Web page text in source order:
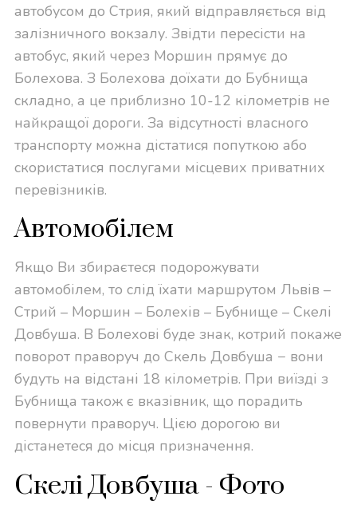
автобусом до Стрия, який відправляється від
залізничного вокзалу. Звідти пересісти на
автобус, який через Моршин прямує до
Болехова. З Болехова доїхати до Бубнища
складно, а це приблизно 10-12 кілометрів не
найкращої дороги. За відсутності власного
транспорту можна дістатися попуткою або
скористатися послугами місцевих приватних
перевізників.
Автомобілем
Якщо Ви збираєтеся подорожувати
автомобілем, то слід їхати маршрутом Львів –
Стрий – Моршин – Болехів – Бубнище – Скелі
Довбуша. В Болехові буде знак, котрий покаже
поворот праворуч до Скель Довбуша − вони
будуть на відстані 18 кілометрів. При виїзді з
Бубнища також є вказівник, що порадить
повернути праворуч. Цією дорогою ви
дістанетеся до місця призначення.
Скелі Довбуша - Фото